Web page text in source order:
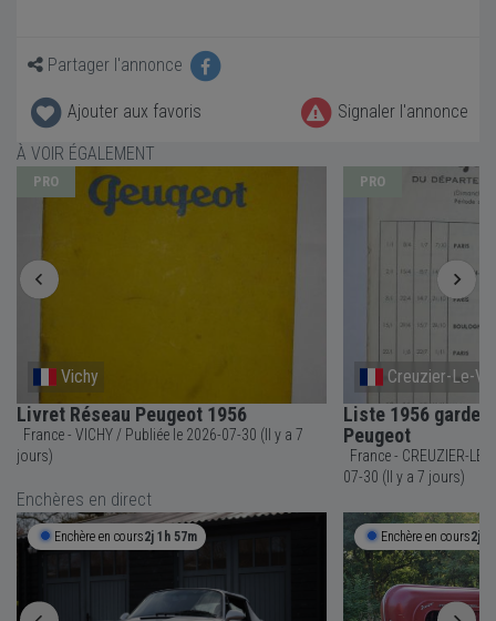
Partager l'annonce
Ajouter aux favoris
Signaler l'annonce
À VOIR ÉGALEMENT
PRO
Vichy
Livret Réseau Peugeot 1956
France - VICHY / Publiée le 2026-07-30 (Il y a 7
jours)
PRO
Creuzier-Le-
Liste 1956 garde
Peugeot
France - CREUZIER-LE-VIEUX /
07-30 (Il y a 7 jours)
Enchères en direct
Enchère en cours2j 1h 57m Enchère en cours2j